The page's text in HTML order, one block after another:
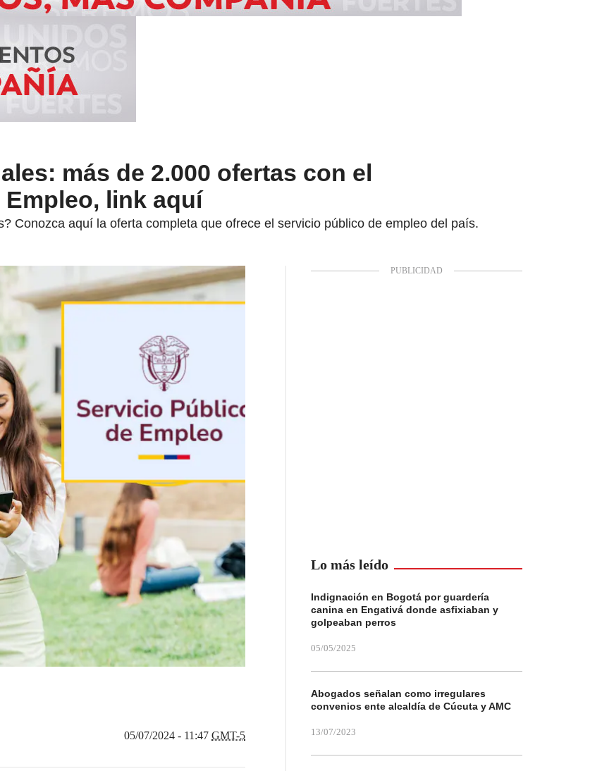
más de 2.000 ofertas con el
link aquí
Conozca aquí la oferta completa que ofrece el servicio público de empleo del país.
05/07/2024 - 11:47 GMT-5
Lo más leído
Indignación en Bogotá por guardería
canina en Engativá donde asfixiaban y
golpeaban perros
05/05/2025
Abogados señalan como irregulares
convenios ente alcaldía de Cúcuta y AMC
13/07/2023